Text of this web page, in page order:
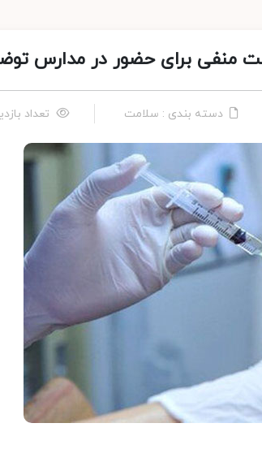
منفی برای حضور در مدارس
دسته بندی : سلامت تعداد بازدید :